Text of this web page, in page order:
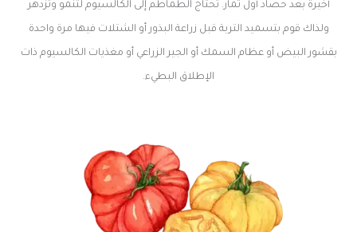
أخيرة بعد حصاد أول ثمار. تحتاج الطماطم إلى الكالسيوم لتنمو وتزدهر
ولذاك قوم بتسميد التربة قبل زراعة البذور أو الشتلات فيها مرة واحدة
بقشور البيض أو عظام السمك أو الجير الزراعي أو مغذيات الكالسيوم ذات
الإطلاق البطيء.